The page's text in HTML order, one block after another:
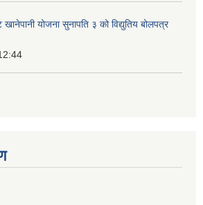
खानेपानी योजना सुनापति ३ को विद्युतिय बोलपत्र